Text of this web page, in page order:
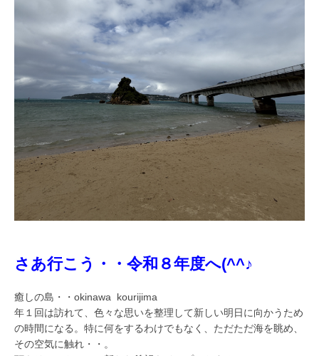
さあ行こう・・令和８年度へ(^^♪
癒しの島・・okinawa kourijima
年１回は訪れて、色々な思いを整理して新しい明日に向かうため
の時間になる。特に何をするわけでもなく、ただただ海を眺め、
その空気に触れ・・。